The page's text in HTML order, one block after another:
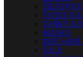
ŠILTOVKY
ŠATKY
TAŠKY A
MASKY
DOČASNÉ
ŠÁLY